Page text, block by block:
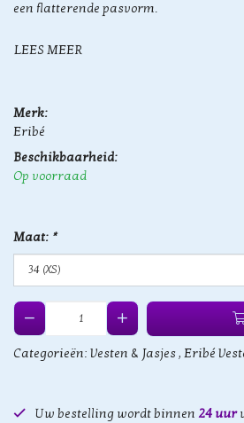
een flatterende pasvorm.
LEES MEER
Merk:
Eribé
Beschikbaarheid:
Op voorraad
Maat: *
Categorieën: Vesten & Jasjes, Eribé
Uw bestelling wordt binnen 24 uur